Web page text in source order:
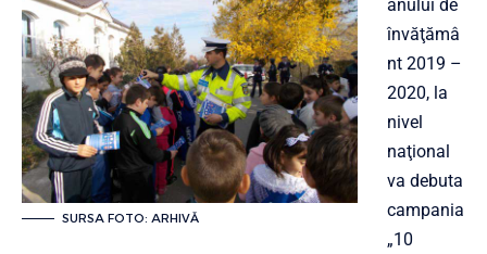
SURSA FOTO: ARHIVĂ
anului de
învăţămâ
nt 2019 –
2020, la
nivel
naţional
va debuta
campania
„10